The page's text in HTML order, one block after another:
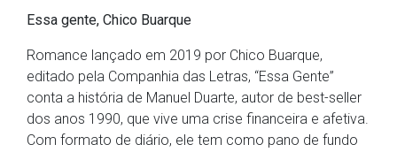
Essa gente, Chico Buarque
Romance lançado em 2019 por Chico Buarque,
editado pela Companhia das Letras, “Essa Gente”
conta a história de Manuel Duarte, autor de best-seller
dos anos 1990, que vive uma crise financeira e afetiva.
Com formato de diário, ele tem como pano de fundo